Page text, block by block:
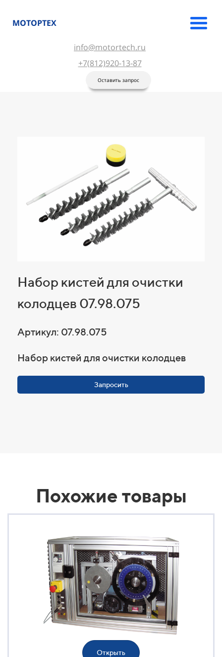
МОТОРТЕХ
info@motortech.ru
+7(812)920-13-87
Оставить запрос
Набор кистей для очистки
колодцев 07.98.075
Артикул: 07.98.075
Набор кистей для очистки колодцев
Запросить
Похожие товары
Открыть